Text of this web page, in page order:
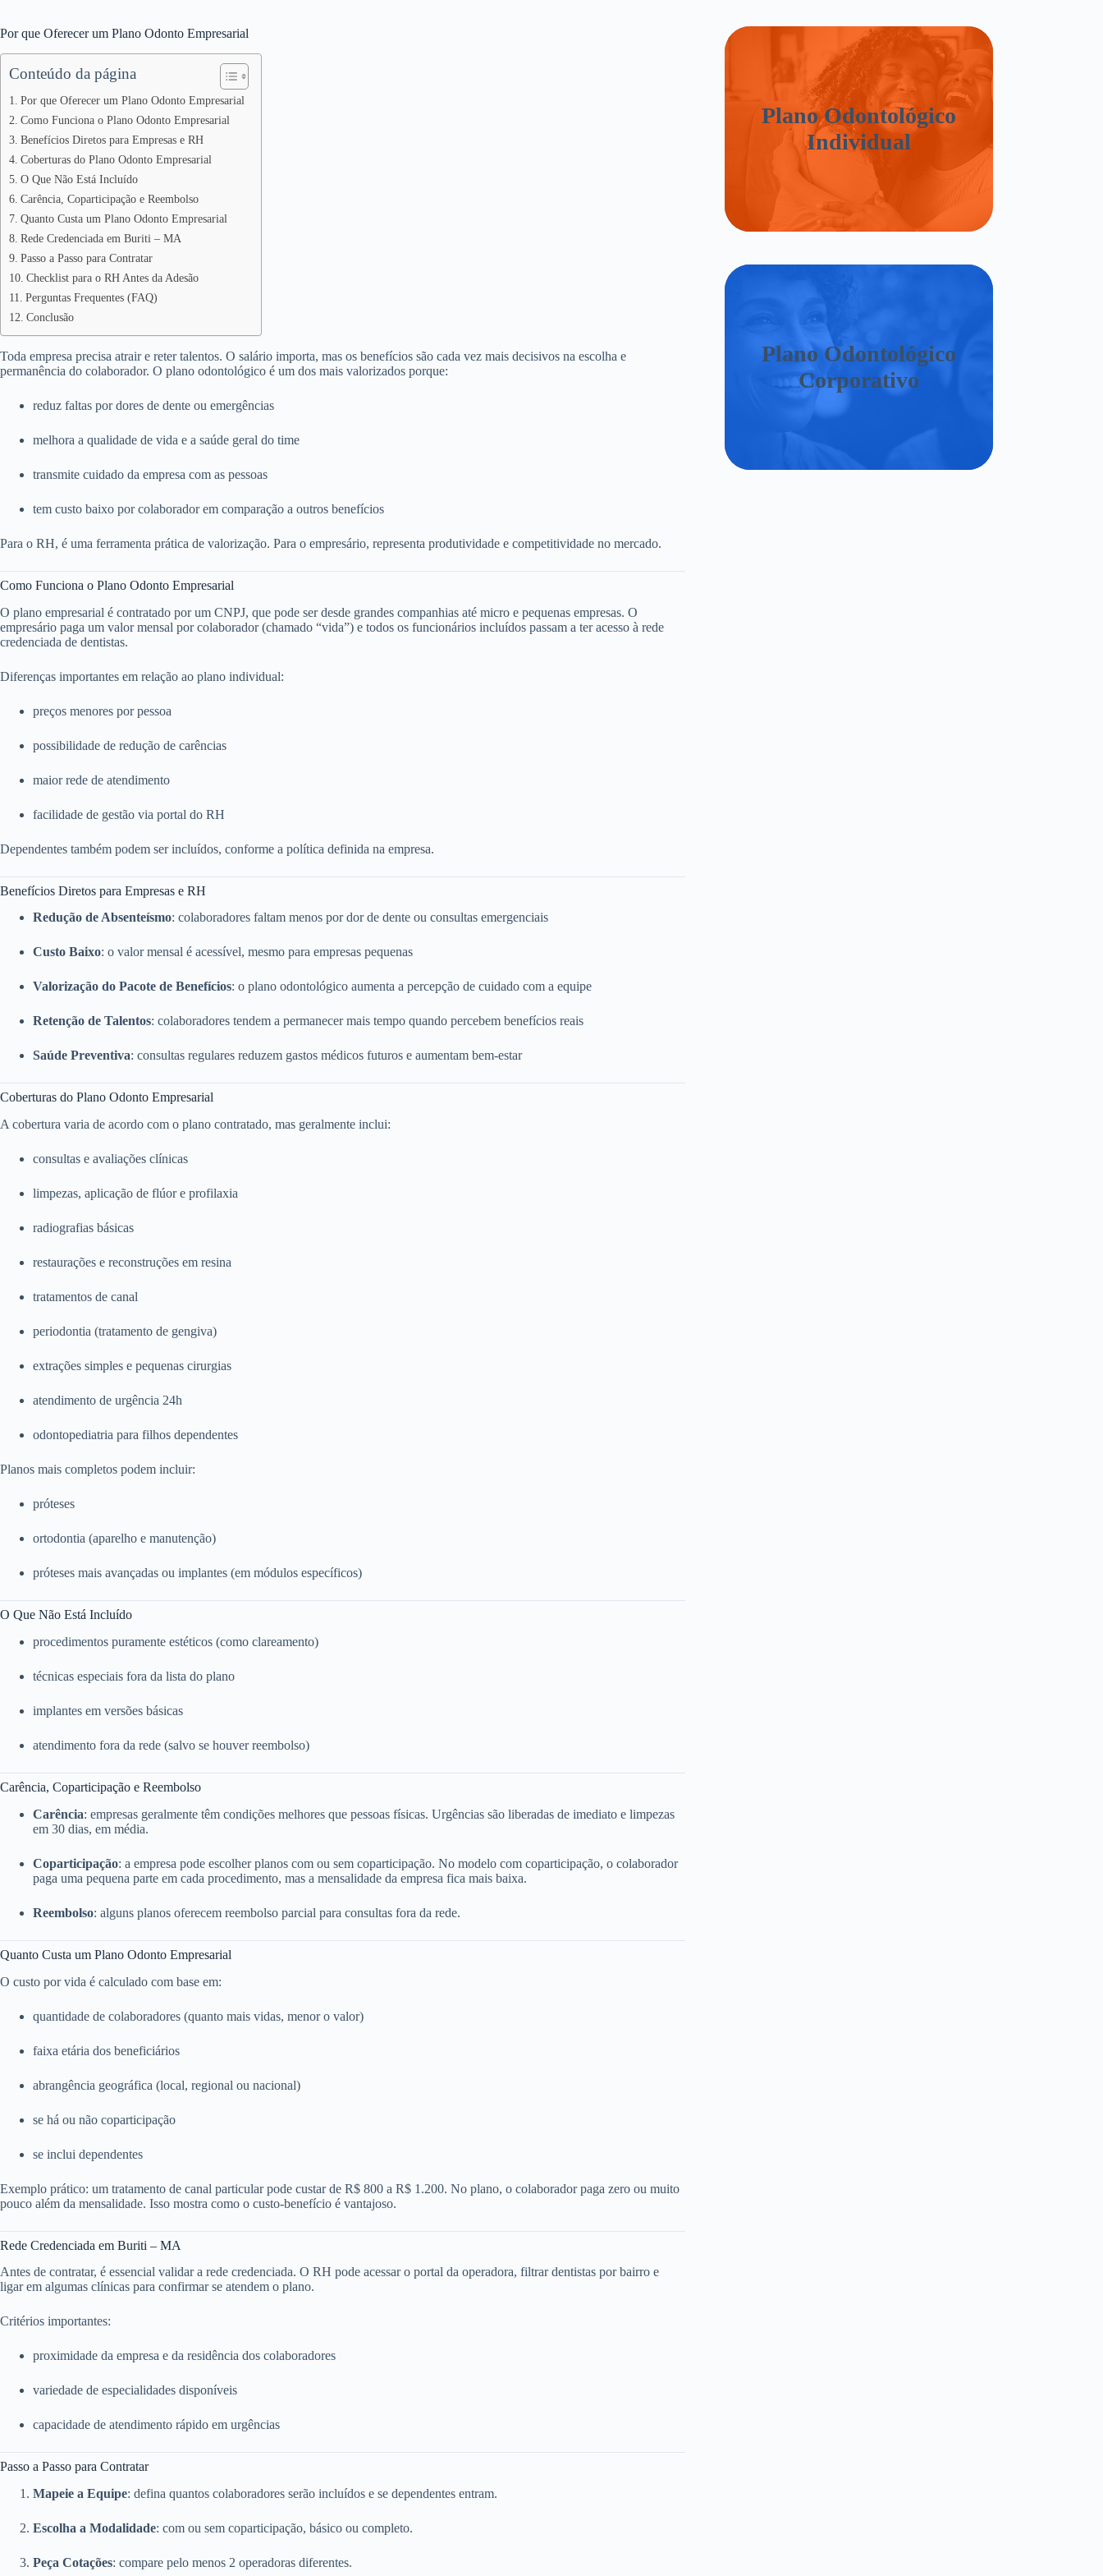
Por que Oferecer um Plano Odonto Empresarial
Conteúdo da página
Por que Oferecer um Plano Odonto Empresarial
Como Funciona o Plano Odonto Empresarial
Benefícios Diretos para Empresas e RH
Coberturas do Plano Odonto Empresarial
O Que Não Está Incluído
Carência, Coparticipação e Reembolso
Quanto Custa um Plano Odonto Empresarial
Rede Credenciada em Buriti – MA
Passo a Passo para Contratar
Checklist para o RH Antes da Adesão
Perguntas Frequentes (FAQ)
Conclusão
Toda empresa precisa atrair e reter talentos. O salário importa, mas os benefícios são cada vez mais decisivos na escolha e
permanência do colaborador. O plano odontológico é um dos mais valorizados porque:
reduz faltas por dores de dente ou emergências
melhora a qualidade de vida e a saúde geral do time
transmite cuidado da empresa com as pessoas
tem custo baixo por colaborador em comparação a outros benefícios
Para o RH, é uma ferramenta prática de valorização. Para o empresário, representa produtividade e competitividade no mercado.
Como Funciona o Plano Odonto Empresarial
O plano empresarial é contratado por um CNPJ, que pode ser desde grandes companhias até micro e pequenas empresas. O
empresário paga um valor mensal por colaborador (chamado “vida”) e todos os funcionários incluídos passam a ter acesso à rede
credenciada de dentistas.
Diferenças importantes em relação ao plano individual:
preços menores por pessoa
possibilidade de redução de carências
maior rede de atendimento
facilidade de gestão via portal do RH
Dependentes também podem ser incluídos, conforme a política definida na empresa.
Benefícios Diretos para Empresas e RH
Redução de Absenteísmo: colaboradores faltam menos por dor de dente ou consultas emergenciais
Custo Baixo: o valor mensal é acessível, mesmo para empresas pequenas
Valorização do Pacote de Benefícios: o plano odontológico aumenta a percepção de cuidado com a equipe
Retenção de Talentos: colaboradores tendem a permanecer mais tempo quando percebem benefícios reais
Saúde Preventiva: consultas regulares reduzem gastos médicos futuros e aumentam bem-estar
Coberturas do Plano Odonto Empresarial
A cobertura varia de acordo com o plano contratado, mas geralmente inclui:
consultas e avaliações clínicas
limpezas, aplicação de flúor e profilaxia
radiografias básicas
restaurações e reconstruções em resina
tratamentos de canal
periodontia (tratamento de gengiva)
extrações simples e pequenas cirurgias
atendimento de urgência 24h
odontopediatria para filhos dependentes
Planos mais completos podem incluir:
próteses
ortodontia (aparelho e manutenção)
próteses mais avançadas ou implantes (em módulos específicos)
O Que Não Está Incluído
procedimentos puramente estéticos (como clareamento)
técnicas especiais fora da lista do plano
implantes em versões básicas
atendimento fora da rede (salvo se houver reembolso)
Carência, Coparticipação e Reembolso
Carência: empresas geralmente têm condições melhores que pessoas físicas. Urgências são liberadas de imediato e limpezas
em 30 dias, em média.
Coparticipação: a empresa pode escolher planos com ou sem coparticipação. No modelo com coparticipação, o colaborador
paga uma pequena parte em cada procedimento, mas a mensalidade da empresa fica mais baixa.
Reembolso: alguns planos oferecem reembolso parcial para consultas fora da rede.
Quanto Custa um Plano Odonto Empresarial
O custo por vida é calculado com base em:
quantidade de colaboradores (quanto mais vidas, menor o valor)
faixa etária dos beneficiários
abrangência geográfica (local, regional ou nacional)
se há ou não coparticipação
se inclui dependentes
Exemplo prático: um tratamento de canal particular pode custar de R$ 800 a R$ 1.200. No plano, o colaborador paga zero ou muito
pouco além da mensalidade. Isso mostra como o custo-benefício é vantajoso.
Rede Credenciada em Buriti – MA
Antes de contratar, é essencial validar a rede credenciada. O RH pode acessar o portal da operadora, filtrar dentistas por bairro e
ligar em algumas clínicas para confirmar se atendem o plano.
Critérios importantes:
proximidade da empresa e da residência dos colaboradores
variedade de especialidades disponíveis
capacidade de atendimento rápido em urgências
Passo a Passo para Contratar
Mapeie a Equipe: defina quantos colaboradores serão incluídos e se dependentes entram.
Escolha a Modalidade: com ou sem coparticipação, básico ou completo.
Peça Cotações: compare pelo menos 2 operadoras diferentes.
Plano Odontológico
Individual
Plano Odontológico
Corporativo